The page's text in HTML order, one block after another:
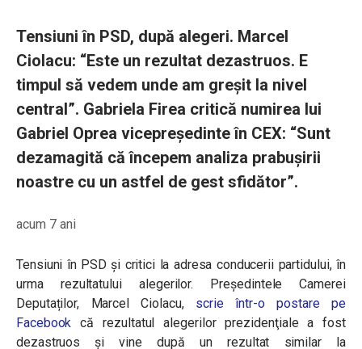
Tensiuni în PSD, după alegeri. Marcel
Ciolacu: “Este un rezultat dezastruos. E
timpul să vedem unde am greșit la nivel
central”. Gabriela Firea critică numirea lui
Gabriel Oprea vicepreședinte în CEX: “Sunt
dezamagită că începem analiza prabușirii
noastre cu un astfel de gest sfidător”.
acum 7 ani
Tensiuni în PSD și critici la adresa conducerii partidului, în
urma rezultatului alegerilor. Președintele Camerei
Deputaților, Marcel Ciolacu, scrie într-o postare pe
Facebook că rezultatul alegerilor prezidenţiale a fost
dezastruos şi vine după un rezultat similar la